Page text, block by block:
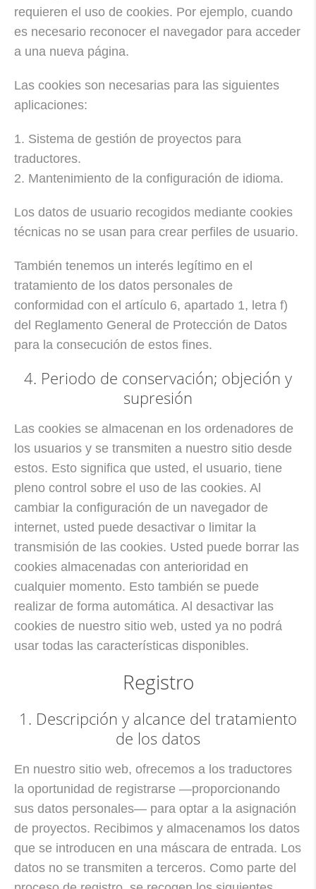
requieren el uso de cookies. Por ejemplo, cuando
es necesario reconocer el navegador para acceder
a una nueva página.
Las cookies son necesarias para las siguientes
aplicaciones:
1. Sistema de gestión de proyectos para
traductores.
2. Mantenimiento de la configuración de idioma.
Los datos de usuario recogidos mediante cookies
técnicas no se usan para crear perfiles de usuario.
También tenemos un interés legítimo en el
tratamiento de los datos personales de
conformidad con el artículo 6, apartado 1, letra f)
del Reglamento General de Protección de Datos
para la consecución de estos fines.
4. Periodo de conservación; objeción y
supresión
Las cookies se almacenan en los ordenadores de
los usuarios y se transmiten a nuestro sitio desde
estos. Esto significa que usted, el usuario, tiene
pleno control sobre el uso de las cookies. Al
cambiar la configuración de un navegador de
internet, usted puede desactivar o limitar la
transmisión de las cookies. Usted puede borrar las
cookies almacenadas con anterioridad en
cualquier momento. Esto también se puede
realizar de forma automática. Al desactivar las
cookies de nuestro sitio web, usted ya no podrá
usar todas las características disponibles.
Registro
1. Descripción y alcance del tratamiento
de los datos
En nuestro sitio web, ofrecemos a los traductores
la oportunidad de registrarse —proporcionando
sus datos personales— para optar a la asignación
de proyectos. Recibimos y almacenamos los datos
que se introducen en una máscara de entrada. Los
datos no se transmiten a terceros. Como parte del